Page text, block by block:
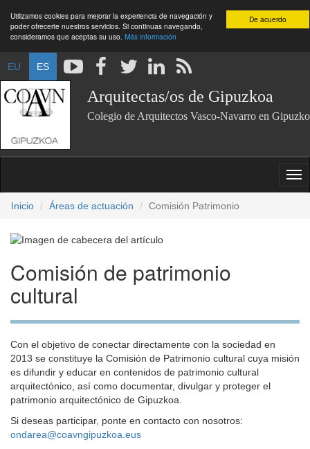
De acuerdo
Utilizamos cookies para mejorar la experiencia de navegación y
poder ofrecerte nuestros servicios. Si continuas navegando,
consideramos que aceptas su uso. Más información
EU ES
Arquitectas/os de Gipuzkoa
Colegio de Arquitectos Vasco-Navarro en
Inicio Áreas de actuación Comisión Patrimonio
Comisión de patrimonio
cultural
Con el objetivo de conectar directamente con la sociedad en
2013 se constituye la Comisión de Patrimonio cultural cuya misión
es difundir y educar en contenidos de patrimonio cultural
arquitectónico, así como documentar, divulgar y proteger el
patrimonio arquitectónico de Gipuzkoa.
Si deseas participar, ponte en contacto con nosotros:
ondarea@coavngipuzkoa.eus